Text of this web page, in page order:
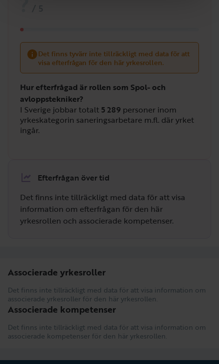
Det finns tyvärr inte tillräckligt med data för att
visa efterfrågan för den här yrkesrollen.
Hur efterfrågad är rollen som Spol- och
avloppstekniker?
I Sverige jobbar totalt 5 289 personer inom
yrkeskategorin saneringsarbetare m.fl. där yrket
ingår.
Efterfrågan över tid
Det finns inte tillräckligt med data för att visa
information om efterfrågan för den här
yrkesrollen och associerade kompetenser.
Associerade yrkesroller
Det finns inte tillräckligt med data för att visa information om
associerade yrkesroller för den här yrkesrollen.
Associerade kompetenser
Det finns inte tillräckligt med data för att visa information om
associerade kompetenser för den här yrkesrollen.